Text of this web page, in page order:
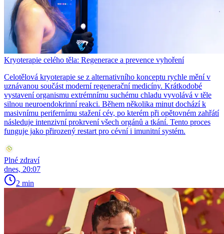
Kryoterapie celého těla: Regenerace a prevence vyhoření
Celotělová kryoterapie se z alternativního konceptu rychle mění v
uznávanou součást moderní regenerační medicíny. Krátkodobé
vystavení organismu extrémnímu suchému chladu vyvolává v těle
silnou neuroendokrinní reakci. Během několika minut dochází k
masivnímu perifernímu stažení cév, po kterém při opětovném zahřátí
následuje intenzivní prokrvení všech orgánů a tkání. Tento proces
funguje jako přirozený restart pro cévní i imunitní systém.
Plné zdraví
dnes, 20:07
2 min